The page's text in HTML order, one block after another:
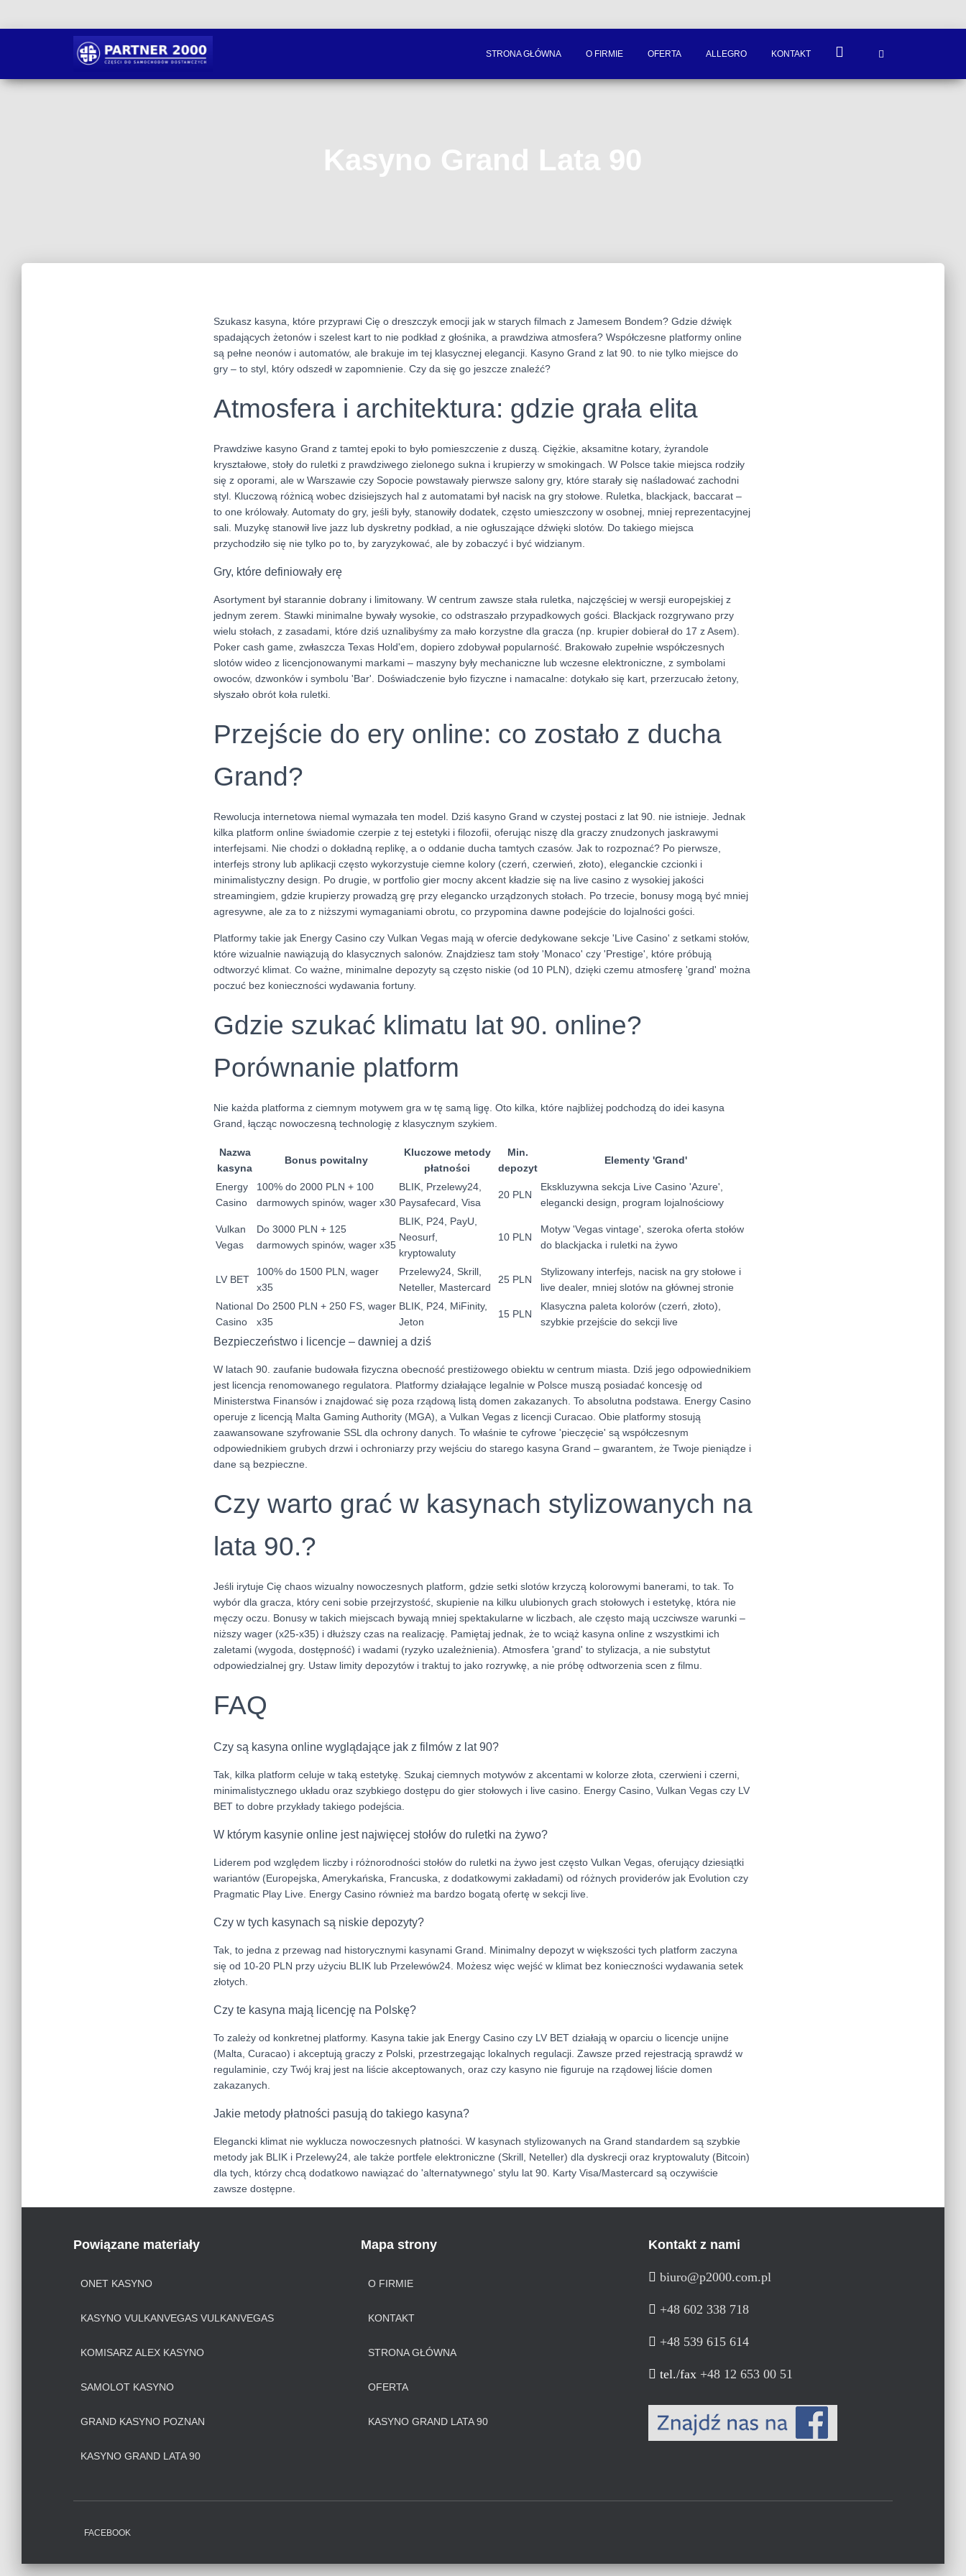
STRONA GŁÓWNA O FIRMIE OFERTA ALLEGRO KONTAKT
Kasyno Grand Lata 90
Szukasz kasyna, które przyprawi Cię o dreszczyk emocji jak w starych filmach z Jamesem Bondem? Gdzie dźwięk
spadających żetonów i szelest kart to nie podkład z głośnika, a prawdziwa atmosfera? Współczesne platformy online
są pełne neonów i automatów, ale brakuje im tej klasycznej elegancji. Kasyno Grand z lat 90. to nie tylko miejsce do
gry – to styl, który odszedł w zapomnienie. Czy da się go jeszcze znaleźć?
Atmosfera i architektura: gdzie grała elita
Prawdziwe kasyno Grand z tamtej epoki to było pomieszczenie z duszą. Ciężkie, aksamitne kotary, żyrandole
kryształowe, stoły do ruletki z prawdziwego zielonego sukna i krupierzy w smokingach. W Polsce takie miejsca rodziły
się z oporami, ale w Warszawie czy Sopocie powstawały pierwsze salony gry, które starały się naśladować zachodni
styl. Kluczową różnicą wobec dzisiejszych hal z automatami był nacisk na gry stołowe. Ruletka, blackjack, baccarat –
to one królowały. Automaty do gry, jeśli były, stanowiły dodatek, często umieszczony w osobnej, mniej reprezentacyjnej
sali. Muzykę stanowił live jazz lub dyskretny podkład, a nie ogłuszające dźwięki slotów. Do takiego miejsca
przychodziło się nie tylko po to, by zaryzykować, ale by zobaczyć i być widzianym.
Gry, które definiowały erę
Asortyment był starannie dobrany i limitowany. W centrum zawsze stała ruletka, najczęściej w wersji europejskiej z
jednym zerem. Stawki minimalne bywały wysokie, co odstraszało przypadkowych gości. Blackjack rozgrywano przy
wielu stołach, z zasadami, które dziś uznalibyśmy za mało korzystne dla gracza (np. krupier dobierał do 17 z Asem).
Poker cash game, zwłaszcza Texas Hold'em, dopiero zdobywał popularność. Brakowało zupełnie współczesnych
slotów wideo z licencjonowanymi markami – maszyny były mechaniczne lub wczesne elektroniczne, z symbolami
owoców, dzwonków i symbolu 'Bar'. Doświadczenie było fizyczne i namacalne: dotykało się kart, przerzucało żetony,
słyszało obrót koła ruletki.
Przejście do ery online: co zostało z ducha
Grand?
Rewolucja internetowa niemal wymazała ten model. Dziś kasyno Grand w czystej postaci z lat 90. nie istnieje. Jednak
kilka platform online świadomie czerpie z tej estetyki i filozofii, oferując niszę dla graczy znudzonych jaskrawymi
interfejsami. Nie chodzi o dokładną replikę, a o oddanie ducha tamtych czasów. Jak to rozpoznać? Po pierwsze,
interfejs strony lub aplikacji często wykorzystuje ciemne kolory (czerń, czerwień, złoto), eleganckie czcionki i
minimalistyczny design. Po drugie, w portfolio gier mocny akcent kładzie się na live casino z wysokiej jakości
streamingiem, gdzie krupierzy prowadzą grę przy elegancko urządzonych stołach. Po trzecie, bonusy mogą być mniej
agresywne, ale za to z niższymi wymaganiami obrotu, co przypomina dawne podejście do lojalności gości.
Platformy takie jak Energy Casino czy Vulkan Vegas mają w ofercie dedykowane sekcje 'Live Casino' z setkami stołów,
które wizualnie nawiązują do klasycznych salonów. Znajdziesz tam stoły 'Monaco' czy 'Prestige', które próbują
odtworzyć klimat. Co ważne, minimalne depozyty są często niskie (od 10 PLN), dzięki czemu atmosferę 'grand' można
poczuć bez konieczności wydawania fortuny.
Gdzie szukać klimatu lat 90. online?
Porównanie platform
Nie każda platforma z ciemnym motywem gra w tę samą ligę. Oto kilka, które najbliżej podchodzą do idei kasyna
Grand, łącząc nowoczesną technologię z klasycznym szykiem.
Nazwa
kasyna
Bonus powitalny
Kluczowe metody
płatności
Min.
depozyt
Elementy 'Grand'
Energy
Casino
100% do 2000 PLN + 100
darmowych spinów, wager x30
BLIK, Przelewy24,
Paysafecard, Visa
20 PLN
Ekskluzywna sekcja Live Casino 'Azure',
elegancki design, program lojalnościowy
Vulkan
Vegas
Do 3000 PLN + 125
darmowych spinów, wager x35
BLIK, P24, PayU,
Neosurf,
kryptowaluty
10 PLN
Motyw 'Vegas vintage', szeroka oferta stołów
do blackjacka i ruletki na żywo
LV BET
100% do 1500 PLN, wager
x35
Przelewy24, Skrill,
Neteller, Mastercard
25 PLN
Stylizowany interfejs, nacisk na gry stołowe i
live dealer, mniej slotów na głównej stronie
National
Casino
Do 2500 PLN + 250 FS, wager
x35
BLIK, P24, MiFinity,
Jeton
15 PLN
Klasyczna paleta kolorów (czerń, złoto),
szybkie przejście do sekcji live
Bezpieczeństwo i licencje – dawniej a dziś
W latach 90. zaufanie budowała fizyczna obecność prestiżowego obiektu w centrum miasta. Dziś jego odpowiednikiem
jest licencja renomowanego regulatora. Platformy działające legalnie w Polsce muszą posiadać koncesję od
Ministerstwa Finansów i znajdować się poza rządową listą domen zakazanych. To absolutna podstawa. Energy Casino
operuje z licencją Malta Gaming Authority (MGA), a Vulkan Vegas z licencji Curacao. Obie platformy stosują
zaawansowane szyfrowanie SSL dla ochrony danych. To właśnie te cyfrowe 'pieczęcie' są współczesnym
odpowiednikiem grubych drzwi i ochroniarzy przy wejściu do starego kasyna Grand – gwarantem, że Twoje pieniądze i
dane są bezpieczne.
Czy warto grać w kasynach stylizowanych na
lata 90.?
Jeśli irytuje Cię chaos wizualny nowoczesnych platform, gdzie setki slotów krzyczą kolorowymi banerami, to tak. To
wybór dla gracza, który ceni sobie przejrzystość, skupienie na kilku ulubionych grach stołowych i estetykę, która nie
męczy oczu. Bonusy w takich miejscach bywają mniej spektakularne w liczbach, ale często mają uczciwsze warunki –
niższy wager (x25-x35) i dłuższy czas na realizację. Pamiętaj jednak, że to wciąż kasyna online z wszystkimi ich
zaletami (wygoda, dostępność) i wadami (ryzyko uzależnienia). Atmosfera 'grand' to stylizacja, a nie substytut
odpowiedzialnej gry. Ustaw limity depozytów i traktuj to jako rozrywkę, a nie próbę odtworzenia scen z filmu.
FAQ
Czy są kasyna online wyglądające jak z filmów z lat 90?
Tak, kilka platform celuje w taką estetykę. Szukaj ciemnych motywów z akcentami w kolorze złota, czerwieni i czerni,
minimalistycznego układu oraz szybkiego dostępu do gier stołowych i live casino. Energy Casino, Vulkan Vegas czy LV
BET to dobre przykłady takiego podejścia.
W którym kasynie online jest najwięcej stołów do ruletki na żywo?
Liderem pod względem liczby i różnorodności stołów do ruletki na żywo jest często Vulkan Vegas, oferujący dziesiątki
wariantów (Europejska, Amerykańska, Francuska, z dodatkowymi zakładami) od różnych providerów jak Evolution czy
Pragmatic Play Live. Energy Casino również ma bardzo bogatą ofertę w sekcji live.
Czy w tych kasynach są niskie depozyty?
Tak, to jedna z przewag nad historycznymi kasynami Grand. Minimalny depozyt w większości tych platform zaczyna
się od 10-20 PLN przy użyciu BLIK lub Przelewów24. Możesz więc wejść w klimat bez konieczności wydawania setek
złotych.
Czy te kasyna mają licencję na Polskę?
To zależy od konkretnej platformy. Kasyna takie jak Energy Casino czy LV BET działają w oparciu o licencje unijne
(Malta, Curacao) i akceptują graczy z Polski, przestrzegając lokalnych regulacji. Zawsze przed rejestracją sprawdź w
regulaminie, czy Twój kraj jest na liście akceptowanych, oraz czy kasyno nie figuruje na rządowej liście domen
zakazanych.
Jakie metody płatności pasują do takiego kasyna?
Elegancki klimat nie wyklucza nowoczesnych płatności. W kasynach stylizowanych na Grand standardem są szybkie
metody jak BLIK i Przelewy24, ale także portfele elektroniczne (Skrill, Neteller) dla dyskrecji oraz kryptowaluty (Bitcoin)
dla tych, którzy chcą dodatkowo nawiązać do 'alternatywnego' stylu lat 90. Karty Visa/Mastercard są oczywiście
zawsze dostępne.
Powiązane materiały
ONET KASYNO
KASYNO VULKANVEGAS VULKANVEGAS
KOMISARZ ALEX KASYNO
SAMOLOT KASYNO
GRAND KASYNO POZNAN
KASYNO GRAND LATA 90
Mapa strony
O FIRMIE
KONTAKT
STRONA GŁÓWNA
OFERTA
KASYNO GRAND LATA 90
Kontakt z nami
biuro@p2000.com.pl
+48 602 338 718
+48 539 615 614
tel./fax +48 12 653 00 51
FACEBOOK